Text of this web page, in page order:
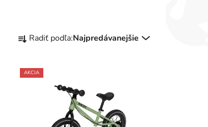
a
e
n
Radiť podľa:Najpredávanejšie
AKCIA